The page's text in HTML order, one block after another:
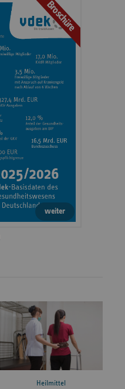
Broschüre
weiter
Heilmittel